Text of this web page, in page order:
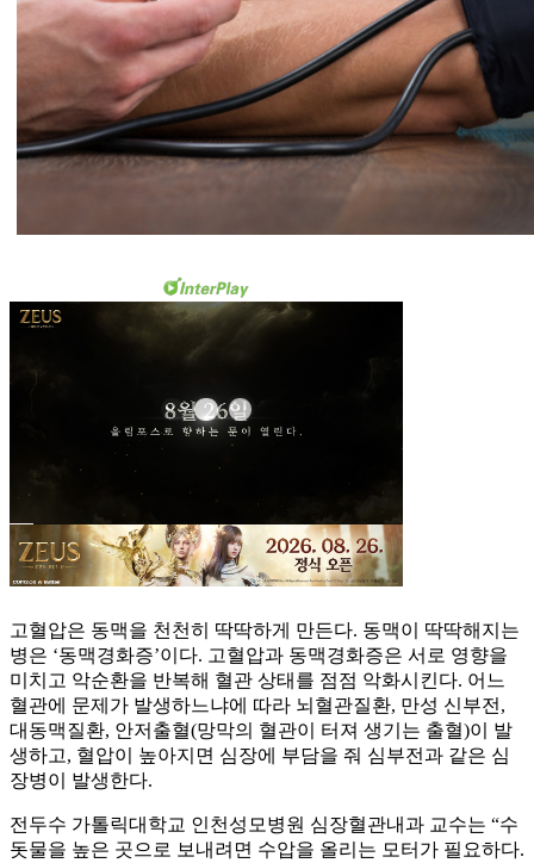
고혈압은 동맥을 천천히 딱딱하게 만든다. 동맥이 딱딱해지는
병은 ‘동맥경화증’이다. 고혈압과 동맥경화증은 서로 영향을
미치고 악순환을 반복해 혈관 상태를 점점 악화시킨다. 어느
혈관에 문제가 발생하느냐에 따라 뇌혈관질환, 만성 신부전,
대동맥질환, 안저출혈(망막의 혈관이 터져 생기는 출혈)이 발
생하고, 혈압이 높아지면 심장에 부담을 줘 심부전과 같은 심
장병이 발생한다.
전두수 가톨릭대학교 인천성모병원 심장혈관내과 교수는 “수
돗물을 높은 곳으로 보내려면 수압을 올리는 모터가 필요하다.